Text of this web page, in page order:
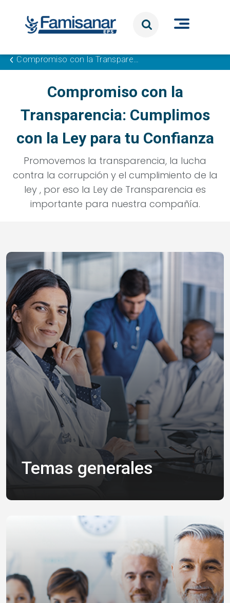
Compromiso con la Transparencia: Cumplimos con la Ley para tu Confianza
Compromiso con la
Transparencia: Cumplimos
con la Ley para tu Confianza
Promovemos la transparencia, la lucha
contra la corrupción y el cumplimiento de la
ley , por eso la Ley de Transparencia es
importante para nuestra compañía.
Temas generales